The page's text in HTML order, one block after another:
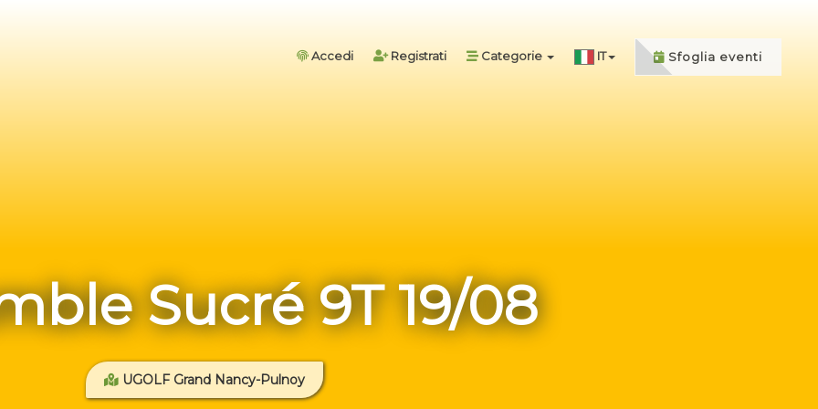
Accedi Registrati Categorie IT Sfoglia eventi
Sucré 9T 19/08
UGOLF Grand Nancy-Pulnoy